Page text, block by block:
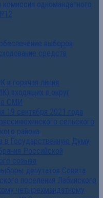
комиссия одномандатного
выборов
средств
и горячая линия
входящих в округ
СМИ
19 сентября 2021 года
сельского
района
в Государственную Думу
Российской
созыва
депутатов Совета
поселения Лабинского
четырехмандатному